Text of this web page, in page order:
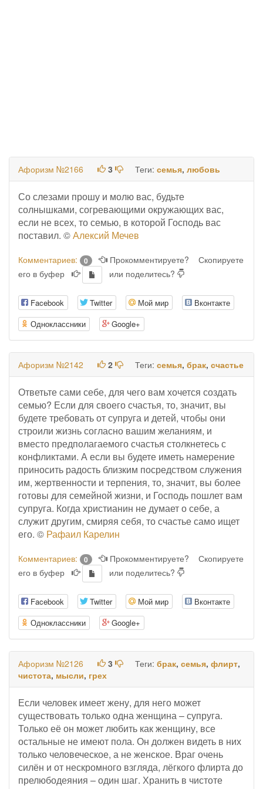
Афоризм №2166 3 Теги: семья, любовь
Со слезами прошу и молю вас, будьте
солнышками, согревающими окружающих вас,
если не всех, то семью, в которой Господь вас
поставил. ©Алексий Мечев
Комментариев: 0 Прокомментируете?
Скопируете
его в буфер
или поделитесь?
Facebook Twitter Мой мир
Вконтакте
Одноклассники
Google+
Афоризм №2142 2 Теги: семья, брак, счастье
Ответьте сами себе, для чего вам хочется создать
семью? Если для своего счастья, то, значит, вы
будете требовать от супруга и детей, чтобы они
строили жизнь согласно вашим желаниям, и
вместо предполагаемого счастья столкнетесь с
конфликтами. А если вы будете иметь намерение
приносить радость близким посредством служения
им, жертвенности и терпения, то, значит, вы более
готовы для семейной жизни, и Господь пошлет вам
супруга. Когда христианин не думает о себе, а
служит другим, смиряя себя, то счастье само ищет
его. © Рафаил Карелин
Комментариев: 0 Прокомментируете?
Скопируете
его в буфер
или поделитесь?
Facebook Twitter Мой мир
Вконтакте
Одноклассники
Google+
Афоризм №2126 3 Теги: брак, семья, флирт,
чистота, мысли, грех
Если человек имеет жену, для него может
существовать только одна женщина – супруга.
Только её он может любить как женщину, все
остальные не имеют пола. Он должен видеть в них
только человеческое, а не женское. Враг очень
силён и от нескромного взгляда, лёгкого флирта до
прелюбодеяния – один шаг. Хранить в чистоте